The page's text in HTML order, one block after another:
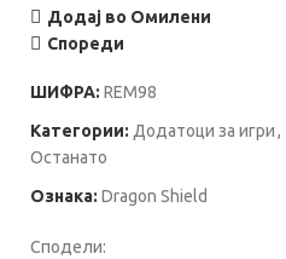
Додај во Омилени
Спореди
ШИФРА: REM98
Категории: Додатоци за игри,
Останато
Ознака: Dragon Shield
Сподели: